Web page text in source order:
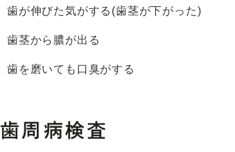
歯が伸びた気がする(歯茎が下がった)
歯茎から膿が出る
歯を磨いても口臭がする
歯周病検査